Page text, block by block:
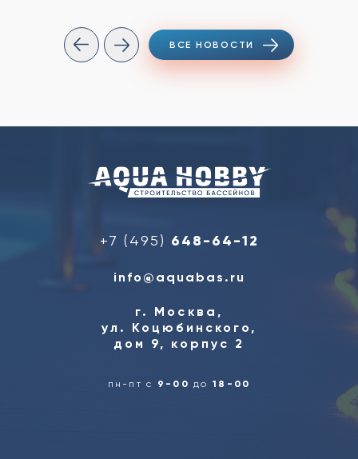
ВСЕ НОВОСТИ
+7 (495) 648-64-12
info@aquabas.ru
г. Москва,
ул. Коцюбинского,
дом 9, корпус 2
пн-пт с 9-00 до18-00